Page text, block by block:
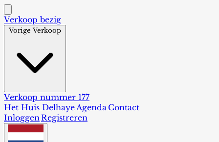
Verkoop bezig
Vorige Verkoop
Verkoop nummer 177
Het Huis DelhayeAgenda Contact
InloggenRegistreren